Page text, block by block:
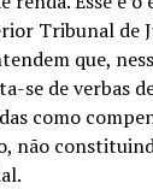
Tribunal de
que,
se de verbas
como
não